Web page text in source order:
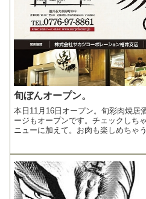
旬ぼんオープン。
本日11月16日オープン。旬彩肉焼居
ージもオープンです。チェックしち
ニューに加えて。お肉も楽しめちゃ